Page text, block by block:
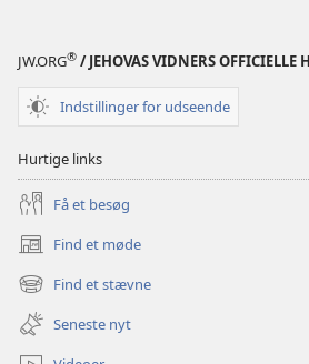
Jehovas
JW.ORG® / JEHOVAS VIDNERS OFFICIELLE
Indstillinger for udseende
Hurtige links
Få et besøg
Find et møde
(åbner
nyt
vindue)
Find et stævne
(åbner
nyt
vindue)
Seneste nyt